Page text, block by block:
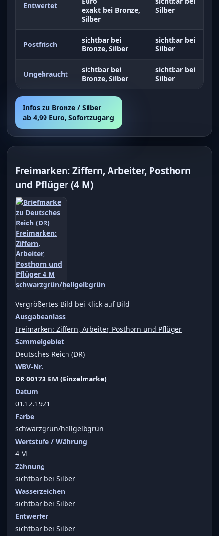
Entwertet
exakt bei Bronze,
Silber
Silber
Postfrisch
sichtbar bei
Bronze, Silber
sichtbar bei
Silber
Ungebraucht
sichtbar bei
Bronze, Silber
sichtbar bei
Silber
Infos zu Bronze / Silber
ab 4,99 Euro, Sofortzugang
Freimarken: Ziffern, Arbeiter, Posthorn
und Pflüger (4 M)
Vergrößertes Bild bei Klick auf Bild
Ausgabeanlass
Freimarken: Ziffern, Arbeiter, Posthorn und Pflüger
Sammelgebiet
Deutsches Reich (DR)
WBV-Nr.
DR 00173 EM (Einzelmarke)
Datum
01.12.1921
Farbe
schwarzgrün/hellgelbgrün
Wertstufe / Währung
4 M
Zähnung
sichtbar bei Silber
Wasserzeichen
sichtbar bei Silber
Entwerfer
sichtbar bei Silber